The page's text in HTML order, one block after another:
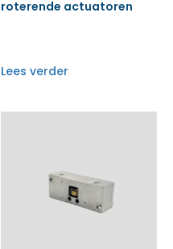
roterende actuatoren
Lees verder